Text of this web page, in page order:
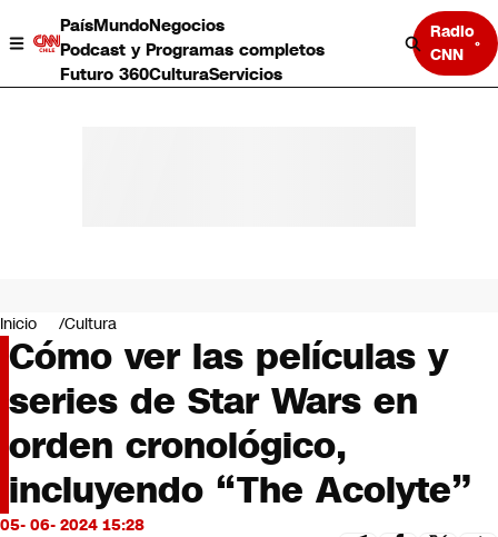
PaísMundoNegocios
Podcast y Programas completos
Futuro 360CulturaServicios
Radio
CNN
Negocios
Deportes
Programas completos
Cultura
Servicios
Bits
CNN tiempo
Futuro 360
Inicio Cultura
Cómo ver las películas y
series de Star Wars en
orden cronológico,
incluyendo “The Acolyte”
05- 06- 2024 15:28